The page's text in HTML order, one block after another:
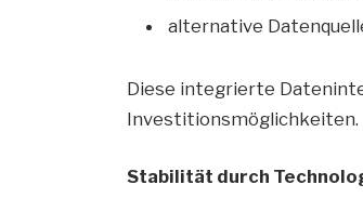
alternative
Diese integrierte
Investitionsmöglichkeiten.
Stabilität durch